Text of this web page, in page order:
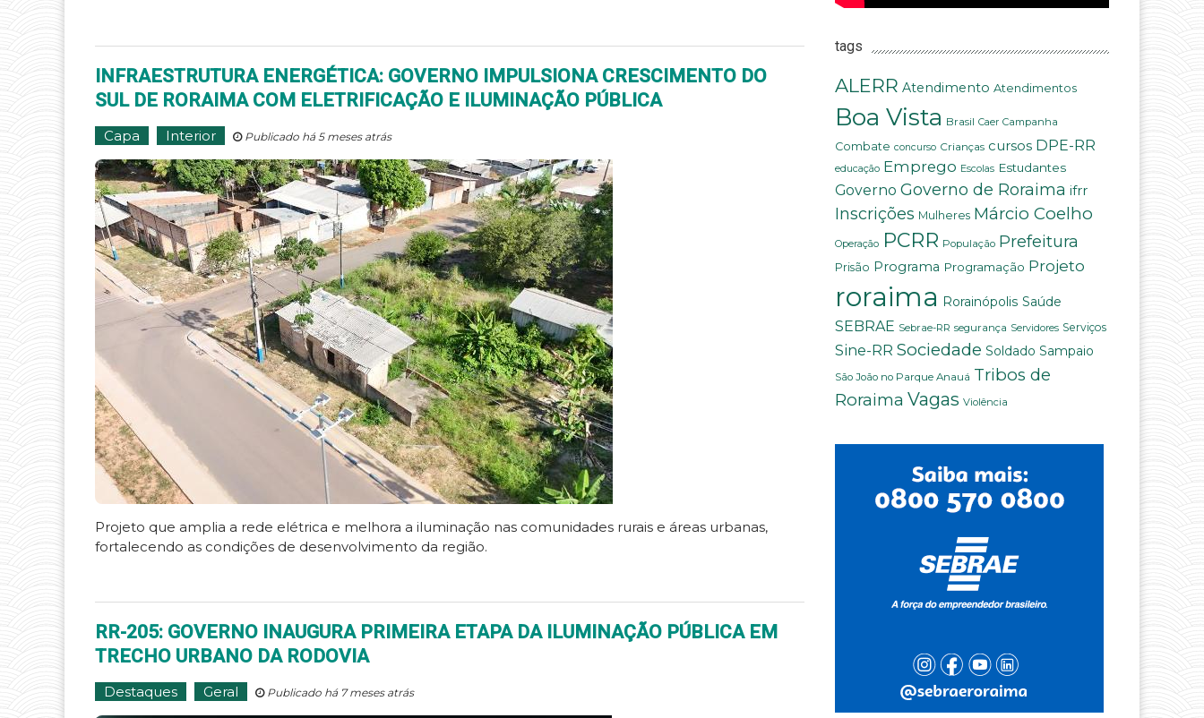
INFRAESTRUTURA ENERGÉTICA: GOVERNO IMPULSIONA CRESCIMENTO DO
SUL DE RORAIMA COM ELETRIFICAÇÃO E ILUMINAÇÃO PÚBLICA
Capa Interior Publicado há 5 meses atrás
Projeto que amplia a rede elétrica e melhora a iluminação nas comunidades rurais e áreas urbanas,
fortalecendo as condições de desenvolvimento da região.
RR-205: GOVERNO INAUGURA PRIMEIRA ETAPA DA ILUMINAÇÃO PÚBLICA EM
TRECHO URBANO DA RODOVIA
Destaques Geral Publicado há 7 meses atrás
tags
ALERR Atendimento Atendimentos
Boa Vista Brasil Caer Campanha
Combate concurso Crianças cursos DPE-RR
educação Emprego Escolas Estudantes
Governo Governo de Roraima ifrr
Inscrições Mulheres Márcio Coelho
Operação PCRR População Prefeitura
Prisão Programa Programação Projeto
roraima Rorainópolis Saúde
SEBRAE Sebrae-RR segurança Servidores Serviços
Sine-RR Sociedade Soldado Sampaio
São João no Parque Anauá Tribos de
Roraima Vagas Violência